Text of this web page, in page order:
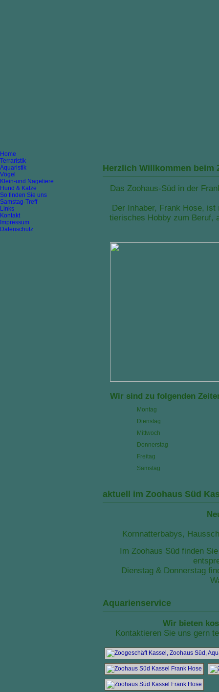
Home
Terraristik
Aquaristik
Vögel
Klein-und Nagetiere
Hund & Katze
So finden Sie uns
Samstag-Treff
Links
Kontakt
Impressum
Datenschutz
Herzlich Willkommen beim
Das Zoohaus-Süd in der
Der Inhaber, Frank Hose,
tierisches Hobby zum Beruf,
Wir sind zu folgenden
Montag
Dienstag
Mittwoch
Donnerstag
Freitag
Samstag
aktuell im Zoohaus Süd
Kornnatterbabys,
Im Zoohaus Süd finden
Dienstag & Donnerstag
Aquarienservice
Wir bieten
Kontaktieren Sie uns gern